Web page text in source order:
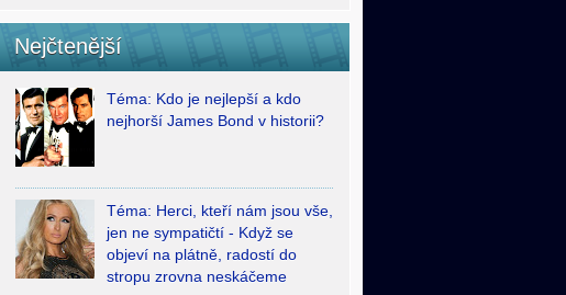
Nejčtenější
Téma: Kdo je nejlepší a kdo
nejhorší James Bond v historii?
Téma: Herci, kteří nám jsou vše,
jen ne sympatičtí - Když se
objeví na plátně, radostí do
stropu zrovna neskáčeme